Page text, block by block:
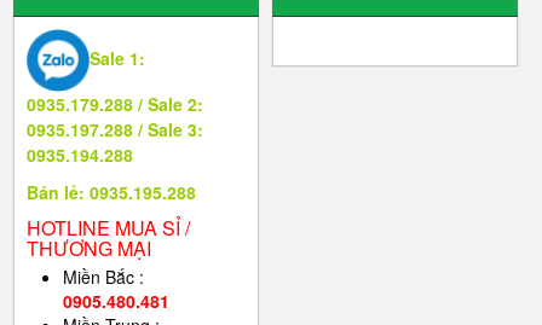
Sale 1:
0935.179.288 / Sale 2:
0935.197.288 / Sale 3:
0935.194.288
Bán lẻ: 0935.195.288
HOTLINE MUA SỈ /
THƯƠNG MẠI
Miền Bắc :
0905.480.481